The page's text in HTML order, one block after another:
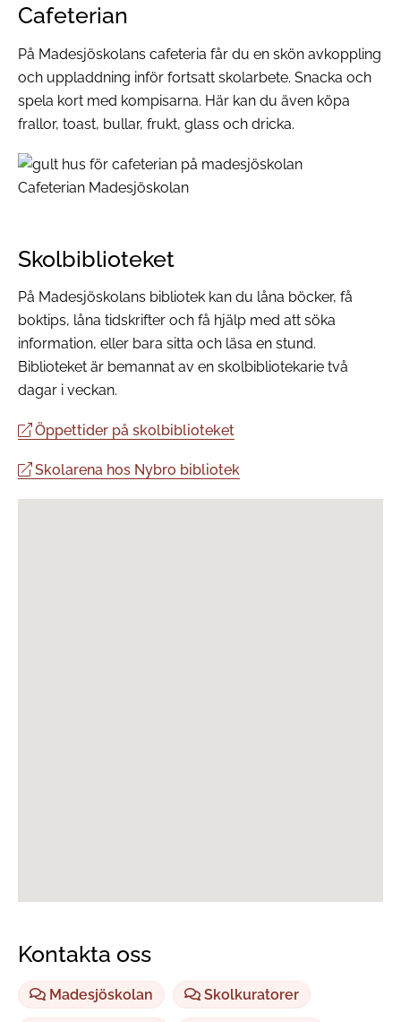
Cafeterian
På Madesjöskolans cafeteria får du en skön avkoppling
och uppladdning inför fortsatt skolarbete. Snacka och
spela kort med kompisarna. Här kan du även köpa
frallor, toast, bullar, frukt, glass och dricka.
Cafeterian Madesjöskolan
Skolbiblioteket
På Madesjöskolans bibliotek kan du låna böcker, få
boktips, låna tidskrifter och få hjälp med att söka
information, eller bara sitta och läsa en stund.
Biblioteket är bemannat av en skolbibliotekarie två
dagar i veckan.
Öppettider på skolbiblioteket
Skolarena hos Nybro bibliotek
Kontakta oss
Madesjöskolan Skolkuratorer